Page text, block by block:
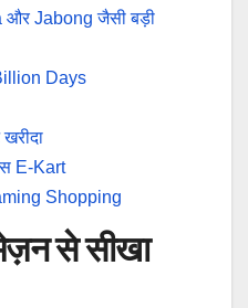
और Jabong जैसी बड़ी
Days
खरीदा
E-Kart
Shopping
से सीखा